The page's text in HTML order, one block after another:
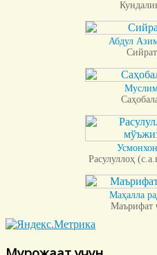
Абдул
Расулуллоҳ
Маҳалла
Маърифат